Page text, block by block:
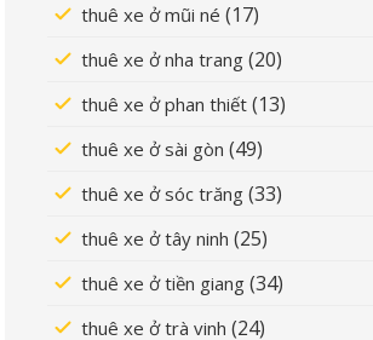
thuê xe ở mũi né (17)
thuê xe ở nha trang (20)
thuê xe ở phan thiết (13)
thuê xe ở sài gòn (49)
thuê xe ở sóc trăng (33)
thuê xe ở tây ninh (25)
thuê xe ở tiền giang (34)
thuê xe ở trà vinh (24)